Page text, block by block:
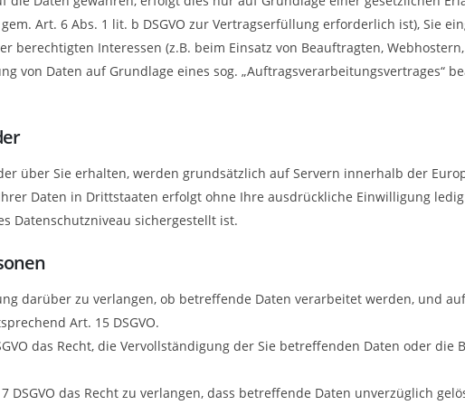
Art. 6 Abs. 1 lit. b DSGVO zur Vertragserfüllung erforderlich ist), Sie
berechtigten Interessen (z.B. beim Einsatz von Beauftragten,
von Daten auf Grundlage eines sog. „Auftragsverarbeitungsvertrages“
über Sie erhalten, werden grundsätzlich auf Servern innerhalb der
Daten in Drittstaaten erfolgt ohne Ihre ausdrückliche Einwilligung
Datenschutzniveau sichergestellt ist.
darüber zu verlangen, ob betreffende Daten verarbeitet werden, und
Art. 15 DSGVO.
das Recht, die Vervollständigung der Sie betreffenden Daten oder
DSGVO das Recht zu verlangen, dass betreffende Daten unverzüglich